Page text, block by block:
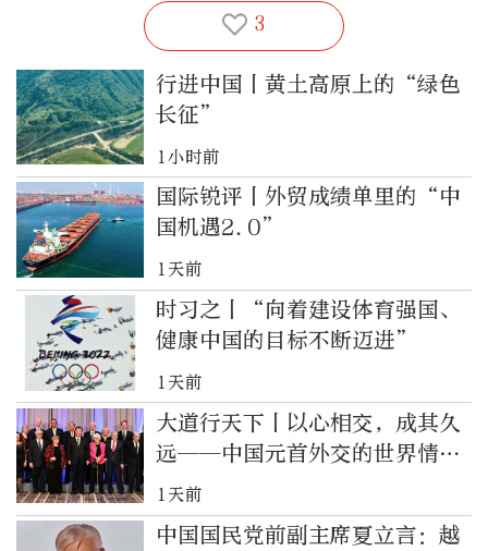
3
行进中国丨黄土高原上的“绿色
长征”
1小时前
国际锐评丨外贸成绩单里的“中
国机遇2.0”
1天前
时习之丨“向着建设体育强国、
健康中国的目标不断迈进”
1天前
大道行天下丨以心相交，成其久
远——中国元首外交的世界情怀
与大国气派
1天前
中国国民党前副主席夏立言：越